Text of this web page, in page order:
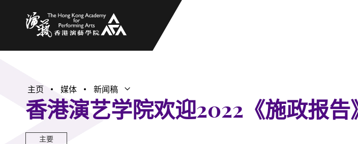
主页 媒体 新闻稿 打开子菜单
关闭子菜单
香港演艺学院欢迎2022《施政报
主要